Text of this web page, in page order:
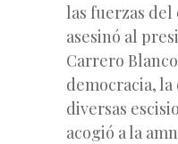
las fuerzas del
asesinó al
Carrero
democracia,
diversas
acogió a la